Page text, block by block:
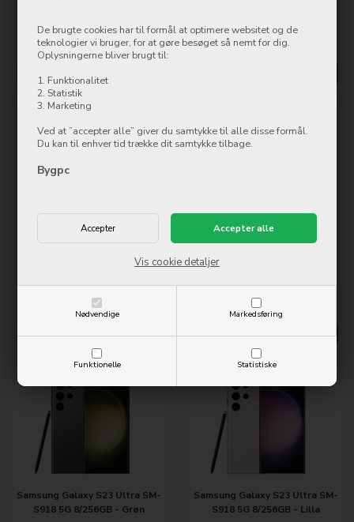
De brugte cookies har til formål at optimere websitet og de
teknologier vi bruger, for at gøre besøget så nemt for dig.
Oplysningerne bliver brugt til:
1. Funktionalitet
2. Statistik
3. Marketing
Ved at ”accepter alle” giver du samtykke til alle disse formål.
Du kan til enhver tid trække dit samtykke tilbage.
Bygpc
Nødvendige Markedsføring
Funktionelle Statistiske
Vis cookie detaljer
DKK
Ikke på lager
9.097,00 DKK
Ikke på lager
Samsung Galaxy S23 Ultra SM-
7.344,00DKK
Ikke på lager
Køb nu
Mere info
Samsung Galaxy S23 Ultra SM-
7.657,00DKK
På lager
Køb nu
Mere info
Samsung Galaxy S23 Ultra SM-
S918 5G 8/256GB - Grøn
Samsung Galaxy S23 Ultra SM-
S918 5G 8/256GB - Lilla